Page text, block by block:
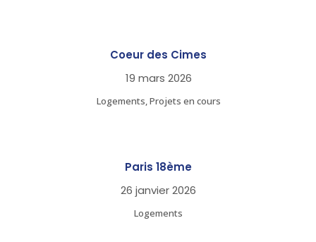
Coeur des Cimes
19 mars 2026
Logements, Projets en cours
Paris 18ème
26 janvier 2026
Logements